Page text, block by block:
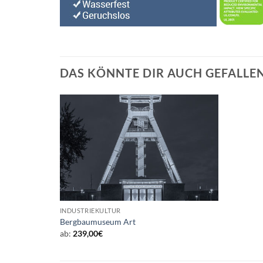
DAS KÖNNTE DIR AUCH
INDUSTRIEKULTUR
Bergbaumuseum Art
ab: 239,00€